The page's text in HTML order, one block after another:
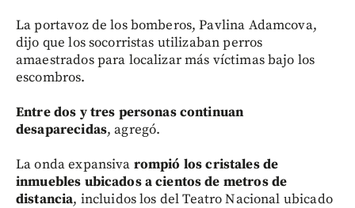
La portavoz de los bomberos, Pavlina Adamcova,
dijo que los socorristas utilizaban perros
amaestrados para localizar más víctimas bajo los
escombros.
Entre dos y tres personas continuan
desaparecidas, agregó.
La onda expansiva rompió los cristales de
inmuebles ubicados a cientos de metros de
distancia, incluidos los del Teatro Nacional ubicado